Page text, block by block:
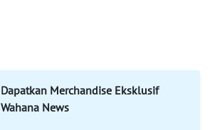
Dapatkan Merchandise Eksklusif
Wahana News